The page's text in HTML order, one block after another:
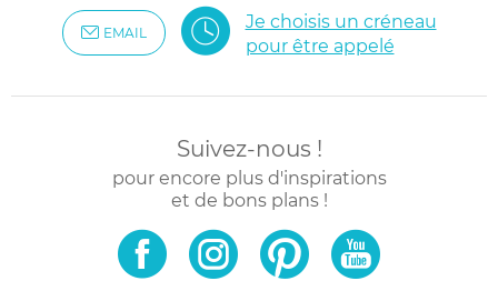
EMAIL
Je choisis un créneau
pour être appelé
Suivez-nous !
pour encore plus d'inspirations
et de bons plans !